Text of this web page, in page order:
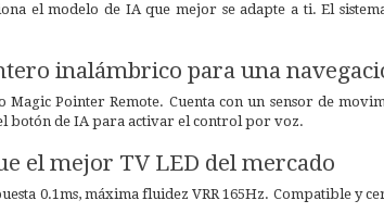
el modelo de IA que mejor se adapte a ti. El
inalámbrico para una
Pointer Remote. Cuenta con un sensor de
botón de IA para activar el control por voz.
el mejor TV LED del mercado
0.1ms, máxima fluidez VRR 165Hz. Compatible y